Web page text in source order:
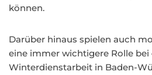
können.
Darüber hinaus spielen auch
eine immer wichtigere Rolle bei
Winterdienstarbeit in Baden-